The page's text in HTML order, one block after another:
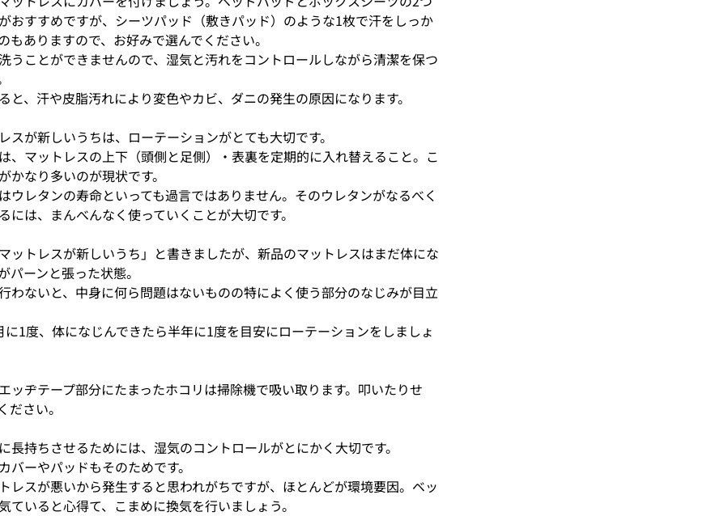
おすすめですが、シーツパッド（敷きパッド）のような1枚で汗をしっか
もありますので、お好みで選んでください。
うことができませんので、湿気と汚れをコントロールしながら清潔を保つ
と、汗や皮脂汚れにより変色やカビ、ダニの発生の原因になります。
スが新しいうちは、ローテーションがとても大切です。
、マットレスの上下（頭側と足側）・表裏を定期的に入れ替えること。こ
かなり多いのが現状です。
ウレタンの寿命といっても過言ではありません。そのウレタンがなるべく
には、まんべんなく使っていくことが大切です。
ットレスが新しいうち」と書きましたが、新品のマットレスはまだ体にな
パーンと張った状態。
わないと、中身に何ら問題はないものの特によく使う部分のなじみが目立
1度、体になじんできたら半年に1度を目安にローテーションをしましょ
ッヂテープ部分にたまったホコリは掃除機で吸い取ります。叩いたりせ
ださい。
長持ちさせるためには、湿気のコントロールがとにかく大切です。
バーやパッドもそのためです。
レスが悪いから発生すると思われがちですが、ほとんどが環境要因。ベッ
ていると心得て、こまめに換気を行いましょう。